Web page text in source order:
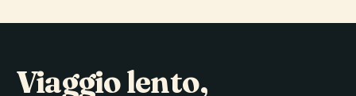
Viaggio lento,